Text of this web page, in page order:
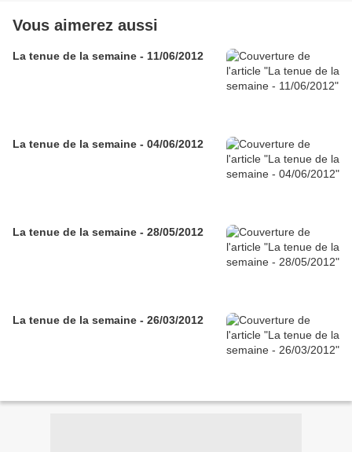
Vous aimerez aussi
La tenue de la semaine - 11/06/2012
La tenue de la semaine - 04/06/2012
La tenue de la semaine - 28/05/2012
La tenue de la semaine - 26/03/2012